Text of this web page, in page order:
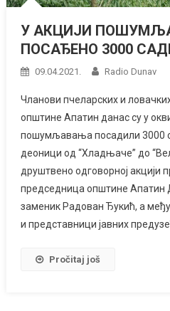
У АКЦИЈИ
ПОСАЂЕНО 3000
09.04.2021. Radio Dunav
Чланови пчеларских и
општине Апатин данас су у
пошумљавања посадили 3000
деоници од “Хладњаче” до
друштвено одговорној акцији
председница општине Апатин
заменик Радован Ђукић, а
и представници јавних
Pročitaj još